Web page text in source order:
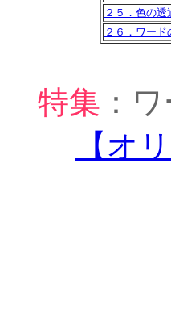
２５．色の透
２６．ワー
特集 ：
【オ